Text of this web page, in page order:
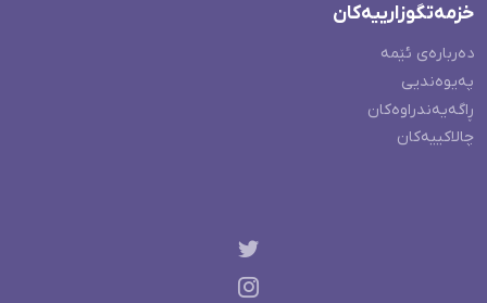
خزمەتگوزارییەکان
دەربارەی ئێمە
پەیوەندیی
ڕاگەیەندراوەکان
چالاکییەکان